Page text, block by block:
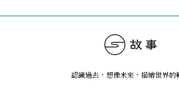
認識過去，想像未來 ， 描繪世界的